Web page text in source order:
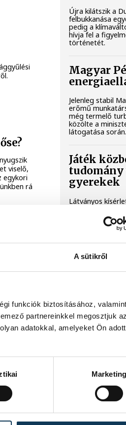
A sütikről
funkciók biztosításához,
partnereinkkel megosztjuk
adatokkal, amelyeket Ön
Marketing
viselő,
egykori
rá
is
a
Újra kilátszik a
felbukkanása
pedig a
hívja fel a
történetét.
Magyar
Jelenleg stabil
erőmű
még termelő
közölte a
látogatása során.
Játék
tudomány
gyerekek
Látványos
élmény várja a
Labsben.
vezetője
Augusztus
Az év legsűrűbb
én éjjel tetőzik
ugyanezen a
meg lehet majd
A kormány
csatlakozva
és